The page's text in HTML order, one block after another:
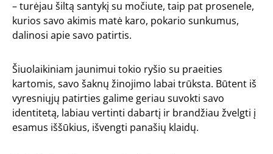
– turėjau šiltą santykį su močiute, taip pat prosenele,
kurios savo akimis matė karo, pokario sunkumus,
dalinosi apie savo patirtis.
Šiuolaikiniam jaunimui tokio ryšio su praeities
kartomis, savo šaknų žinojimo labai trūksta. Būtent iš
vyresniųjų patirties galime geriau suvokti savo
identitetą, labiau vertinti dabartį ir brandžiau žvelgti į
esamus iššūkius, išvengti panašių klaidų.